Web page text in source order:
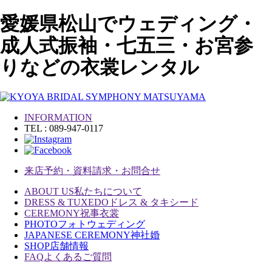
愛媛県松山でウェディング・
成人式振袖・七五三・お宮参
りなどの衣裳レンタル
INFORMATION
TEL : 089-947-0117
来店予約・資料請求・お問合せ
ABOUT US私たちについて
DRESS & TUXEDO ドレス & タキシード
CEREMONY祝事衣裳
PHOTOフォトウェディング
JAPANESE CEREMONY神社婚
SHOP店舗情報
FAQよくあるご質問